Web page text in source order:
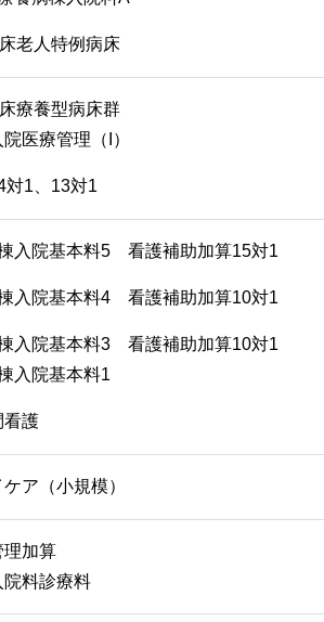
老人特例病床
療養型病床群
医療管理（I）
対1、13対1
入院基本料5 看護補助加算15対1
入院基本料4 看護補助加算10対1
入院基本料3 看護補助加算10対1
入院基本料1
看護
ア（小規模）
理加算
院料診療料